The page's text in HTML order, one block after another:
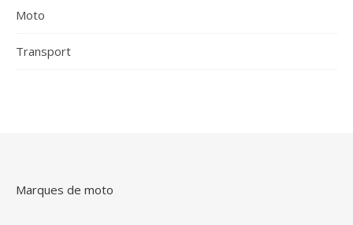
Moto
Transport
Marques de moto